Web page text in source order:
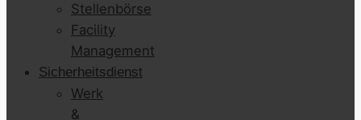
Stellenbörse
Facility
Management
Sicherheitsdienst
Werk
&